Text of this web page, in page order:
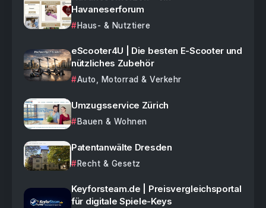
Havaneserforum
Haus- & Nutztiere
eScooter4U | Die besten E-Scooter und
nützliches Zubehör
Auto, Motorrad & Verkehr
Umzugsservice Zürich
Bauen & Wohnen
Patentanwälte Dresden
Recht & Gesetz
Keyforsteam.de | Preisvergleichsportal
für digitale Spiele-Keys